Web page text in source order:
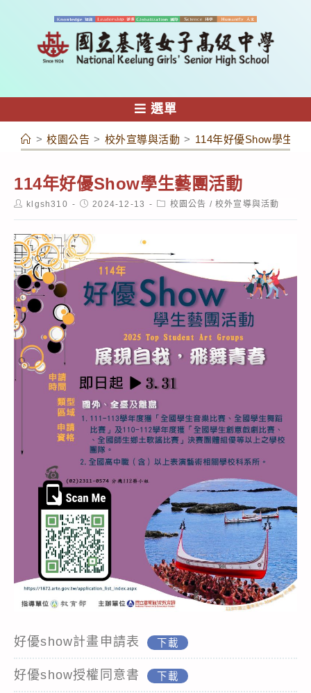
容
選單
> 校園公告 > 校外宣導與活動 > 114年好優Show學生藝
114年好優Show學生藝團活動
Postklgsh310
Post2024-12-13
Post校園公告 / 校外宣導與活動
好優show計畫申請表 下載
好優show授權同意書 下載